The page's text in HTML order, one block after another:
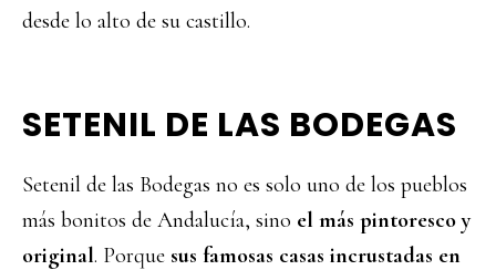
desde lo alto de su castillo.
SETENIL DE LAS BODEGAS
Setenil de las Bodegas no es solo uno de los pueblos
más bonitos de Andalucía, sino el más pintoresco y
original. Porque sus famosas casas incrustadas en